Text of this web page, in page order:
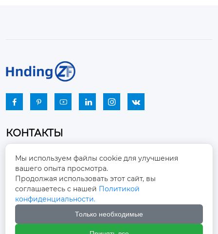
     
КОНТАКТЫ

Промышленный парк, город Наньцзяо,
район Чжоуцунь, город Цзыбо, провинция
Шаньдун
winston-xu@hengdingfan.com
+86-13806434669
Мы используем файлы cookie для улучшения
вашего опыта просмотра.
Продолжая использовать этот сайт, вы
соглашаетесь с нашей Политикой
конфиденциальности.
Только необходимые